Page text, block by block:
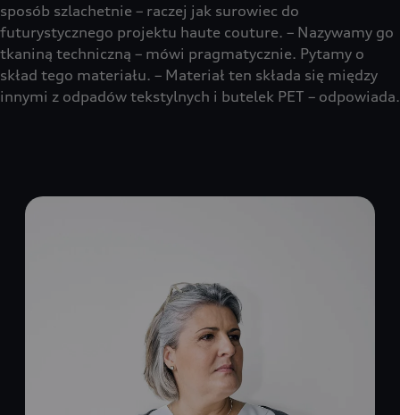
sposób szlachetnie – raczej jak surowiec do
futurystycznego projektu haute couture. – Nazywamy go
tkaniną techniczną – mówi pragmatycznie. Pytamy o
skład tego materiału. – Materiał ten składa się między
innymi z odpadów tekstylnych i butelek PET – odpowiada.